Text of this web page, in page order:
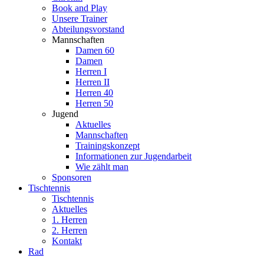
Book and Play
Unsere Trainer
Abteilungsvorstand
Mannschaften
Damen 60
Damen
Herren I
Herren II
Herren 40
Herren 50
Jugend
Aktuelles
Mannschaften
Trainingskonzept
Informationen zur Jugendarbeit
Wie zählt man
Sponsoren
Tischtennis
Tischtennis
Aktuelles
1. Herren
2. Herren
Kontakt
Rad